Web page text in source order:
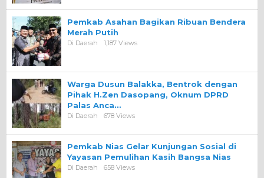
Pemkab Asahan Bagikan Ribuan Bendera
Merah Putih
Di Daerah 1,187 Views
Warga Dusun Balakka, Bentrok dengan
Pihak H.Zen Dasopang, Oknum DPRD
Palas Anca…
Di Daerah 678 Views
Pemkab Nias Gelar Kunjungan Sosial di
Yayasan Pemulihan Kasih Bangsa Nias
Di Daerah 658 Views